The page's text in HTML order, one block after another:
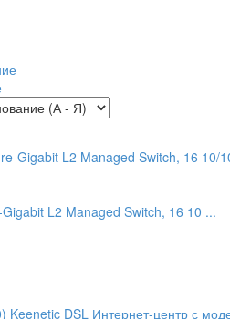
L2 Managed Switch, 16 10 ...